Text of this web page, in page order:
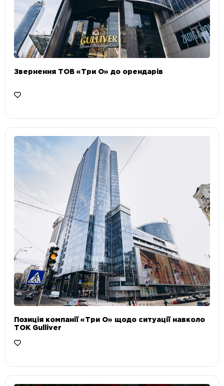
Звернення ТОВ «Три О» до орендарів
Позиція компанії «Три О» щодо ситуації навколо
ТОК Gulliver